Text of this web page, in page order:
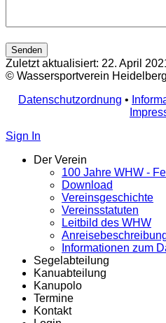
Zuletzt aktualisiert: 22. April
© Wassersportverein
Datenschutzordnung •
Sign In
Der Verein
100 Jahre WHW -
Download
Vereinsgeschichte
Vereinsstatuten
Leitbild des WHW
Informationen zum
Segelabteilung
Kanuabteilung
Kanupolo
Termine
Kontakt